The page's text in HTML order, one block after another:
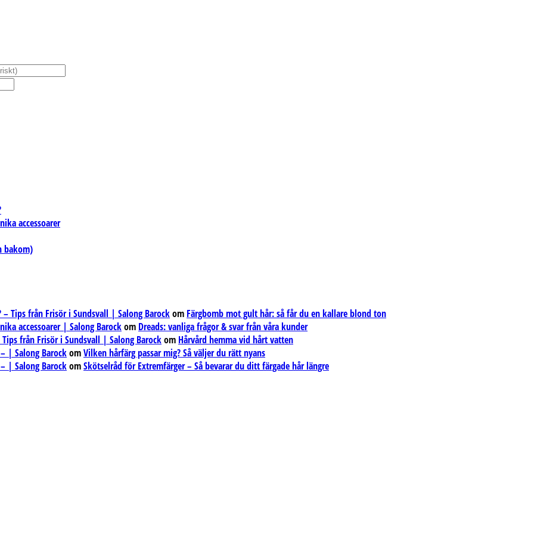
accessoarer
bakom)
Tips från Frisör i Sundsvall | Salong Barockom Färgbomb mot gult hår: så får du en kallare blond ton
accessoarer | Salong Barockom Dreads: vanliga frågor & svar från våra kunder
från Frisör i Sundsvall | Salong Barockom Hårvård hemma vid hårt vatten
| Salong BarockomVilken hårfärg passar mig? Så väljer du rätt nyans
| Salong BarockomSkötselråd för Extremfärger – Så bevarar du ditt färgade hår längre